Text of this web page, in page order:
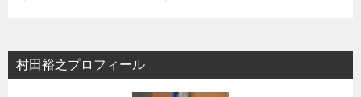
リ
ー
村田裕之プロフィール